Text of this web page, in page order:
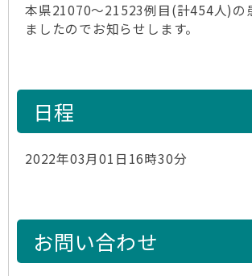
本県21070～21523例目(計454人)の
ましたのでお知らせします。
日程
2022年03月01日16時30分
お問い合わせ